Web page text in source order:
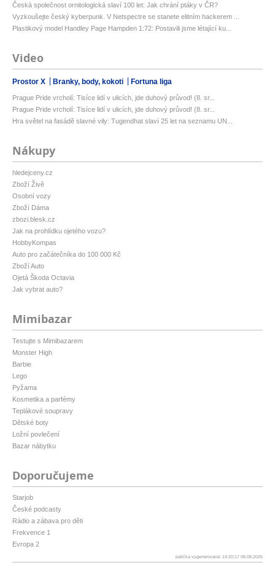
Česká společnost ornitologická slaví 100 let: Jak chrání ptáky v ČR?
Vyzkoušejte český kyberpunk. V Netspectre se stanete elitním hackerem ...
Plastikový model Handley Page Hampden 1:72: Postavili jsme létající ku...
Video
Prostor X Branky, body, kokoti Fortuna liga
Prague Pride vrcholí: Tisíce lidí v ulicích, jde duhový průvod! (8. sr...
Prague Pride vrcholí: Tisíce lidí v ulicích, jde duhový průvod! (8. sr...
Hra světel na fasádě slavné vily: Tugendhat slaví 25 let na seznamu UN...
Nákupy
hledejceny.cz
Zboží Živě
Osobní vozy
Zboží Dáma
zbozi.blesk.cz
Jak na prohlídku ojetého vozu?
HobbyKompas
Auto pro začátečníka do 100 000 Kč
Zboží Auto
Ojetá Škoda Octavia
Jak vybrat auto?
Mimibazar
Testujte s Mimibazarem
Monster High
Barbie
Lego
Pyžama
Kosmetika a parfémy
Teplákové soupravy
Dětské boty
Ložní povlečení
Bazar nábytku
Doporučujeme
Starjob
České podcasty
Rádio a zábava pro děti
Frekvence 1
Evropa 2
patička vygenerovaná: 14:20:17 08.08.2026